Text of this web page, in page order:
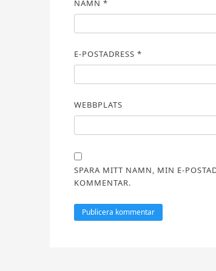
NAMN *
E-POSTADRESS *
WEBBPLATS
SPARA MITT NAMN, MIN E-
KOMMENTAR.